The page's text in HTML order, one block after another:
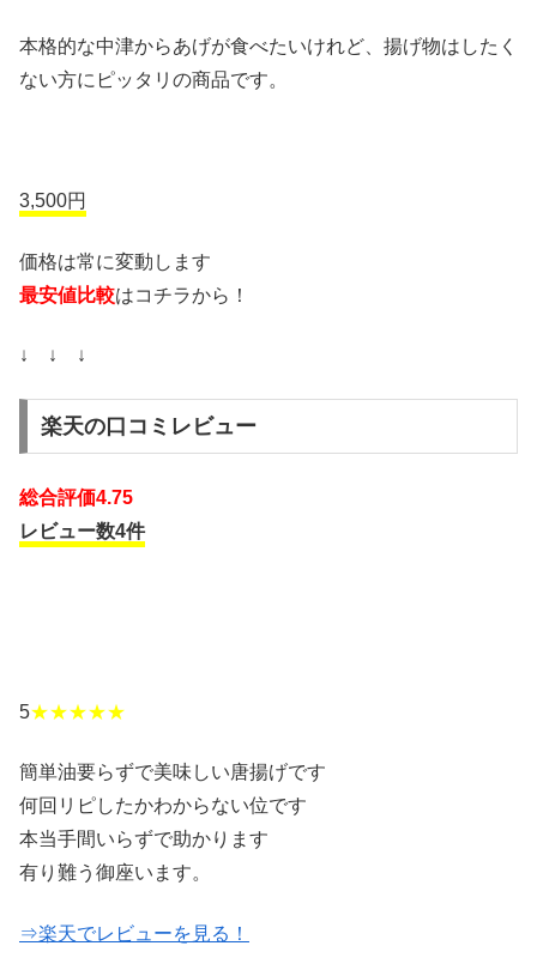
本格的な中津からあげが食べたいけれど、揚げ物はしたく
ない方にピッタリの商品です。
3,500円
価格は常に変動します
最安値比較はコチラから！
↓ ↓ ↓
楽天の口コミレビュー
総合評価4.75
レビュー数4件
5★★★★★
簡単油要らずで美味しい唐揚げです
何回リピしたかわからない位です
本当手間いらずで助かります
有り難う御座います。
⇒楽天でレビューを見る！